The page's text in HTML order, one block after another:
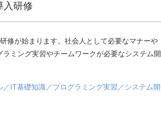
入研修
修が始まります。社会人として必要なマナー
ラミング実習やチームワークが必要なシステム
／IT基礎知識／プログラミング実習／システム